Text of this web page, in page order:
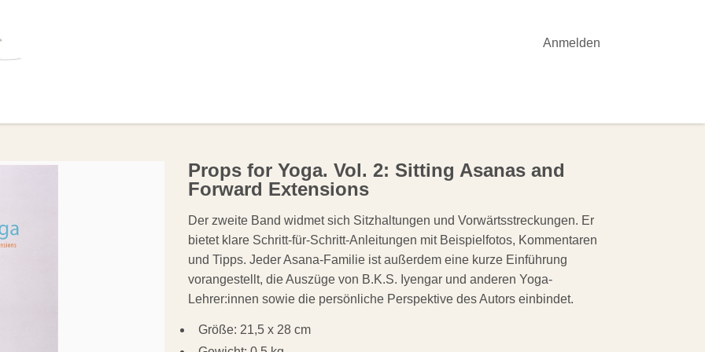
Anmelden
Props for Yoga. Vol. 2: Sitting Asanas and
Forward Extensions
Der zweite Band widmet sich Sitzhaltungen und Vorwärtsstreckungen. Er
bietet klare Schritt-für-Schritt-Anleitungen mit Beispielfotos, Kommentaren
und Tipps. Jeder Asana-Familie ist außerdem eine kurze Einführung
vorangestellt, die Auszüge von B.K.S. Iyengar und anderen Yoga-
Lehrer:innen sowie die persönliche Perspektive des Autors einbindet.
Größe: 21,5 x 28 cm